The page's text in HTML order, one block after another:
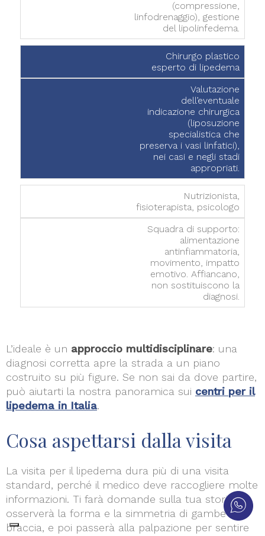
(compressione,
linfodrenaggio), gestione
del lipolinfedema.
Chirurgo plastico
esperto di lipedema
Valutazione
dell’eventuale
indicazione chirurgica
(liposuzione
specialistica che
preserva i vasi linfatici),
nei casi e negli stadi
appropriati.
Nutrizionista,
fisioterapista, psicologo
Squadra di supporto:
alimentazione
antinfiammatoria,
movimento, impatto
emotivo. Affiancano,
non sostituiscono la
diagnosi.
L’ideale è un approccio multidisciplinare: una
diagnosi corretta apre la strada a un piano
costruito su più figure. Se non sai da dove partire,
può aiutarti la nostra panoramica sui centri per il
lipedema in Italia.
Cosa aspettarsi dalla visita
La visita per il lipedema dura più di una visita
standard, perché il medico deve raccogliere molte
informazioni. Ti farà domande sulla tua storia,
osserverà la forma e la simmetria di gambe e
braccia, e poi passerà alla palpazione per sentire